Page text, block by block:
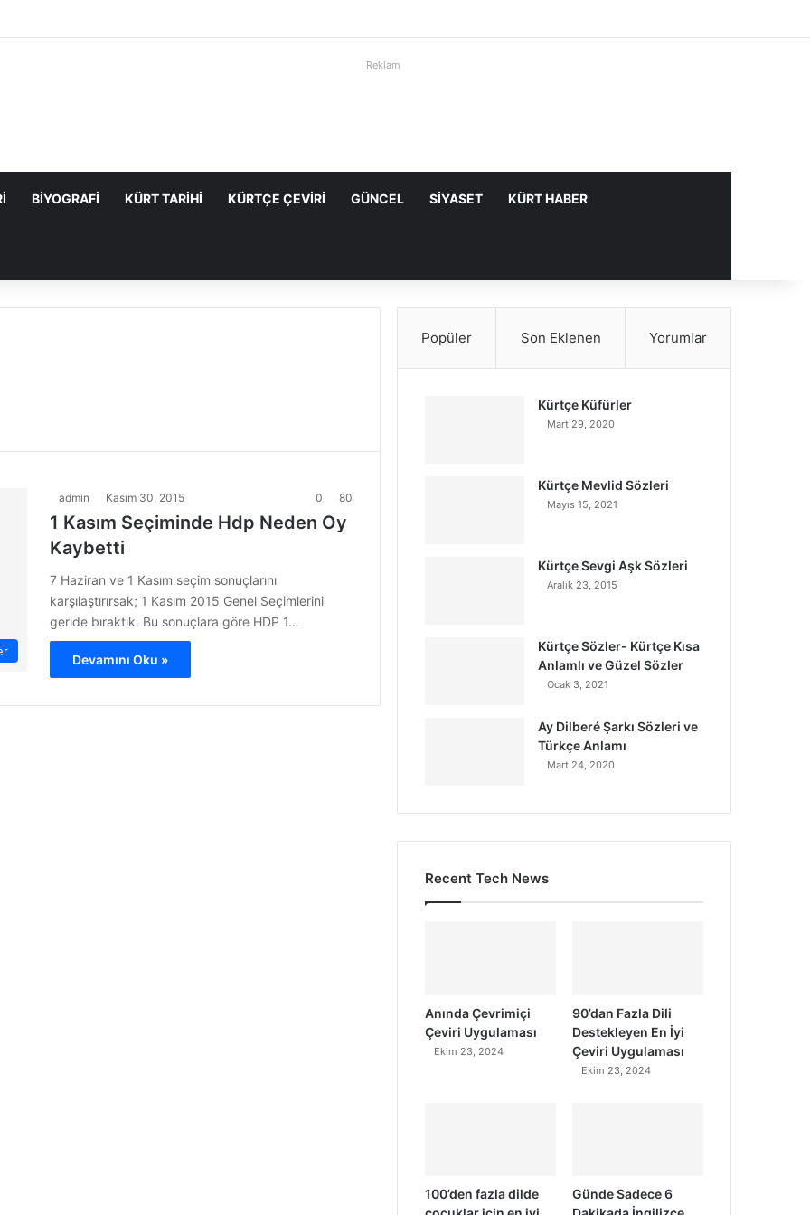
Reklam
BIYOGRAFI KÜRT TARIHI KÜRTÇE ÇEVIRI GÜNCEL SIYASET KÜRT HABER
admin Kasım 30, 2015 0 80
1 Kasım Seçiminde Hdp Neden Oy
Kaybetti
7 Haziran ve 1 Kasım seçim sonuçlarını
karşılaştırırsak; 1 Kasım 2015 Genel Seçimlerini
geride bıraktık. Bu sonuçlara göre HDP 1…
Devamını Oku »
Popüler Son Eklenen Yorumlar
Kürtçe Küfürler
Mart 29, 2020
Kürtçe Mevlid Sözleri
Mayıs 15, 2021
Kürtçe Sevgi Aşk Sözleri
Aralık 23, 2015
Kürtçe Sözler- Kürtçe Kısa
Anlamlı ve Güzel Sözler
Ocak 3, 2021
Ay Dilberé Şarkı Sözleri ve
Türkçe Anlamı
Mart 24, 2020
Recent Tech News
Anında Çevrimiçi
Çeviri Uygulaması
Ekim 23, 2024
90’dan Fazla Dili
Destekleyen En İyi
Çeviri Uygulaması
Ekim 23, 2024
100’den fazla dilde
Günde Sadece 6